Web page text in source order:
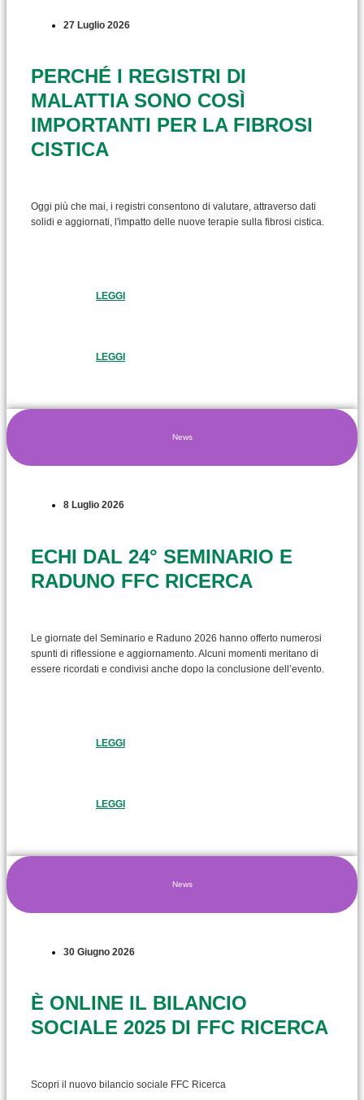
27 Luglio 2026
PERCHÉ I REGISTRI DI
MALATTIA SONO COSÌ
IMPORTANTI PER LA FIBROSI
CISTICA
Oggi più che mai, i registri consentono di valutare, attraverso dati
solidi e aggiornati, l'impatto delle nuove terapie sulla fibrosi cistica.
LEGGI
LEGGI
News
8 Luglio 2026
ECHI DAL 24° SEMINARIO E
RADUNO FFC RICERCA
Le giornate del Seminario e Raduno 2026 hanno offerto numerosi
spunti di riflessione e aggiornamento. Alcuni momenti meritano di
essere ricordati e condivisi anche dopo la conclusione dell’evento.
LEGGI
LEGGI
News
30 Giugno 2026
È ONLINE IL BILANCIO
SOCIALE 2025 DI FFC RICERCA
Scopri il nuovo bilancio sociale FFC Ricerca